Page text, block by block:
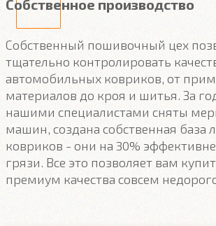
Собственное производство
Собственный пошивочный цех
тщательно контролировать
автомобильных ковриков, от
материалов до кроя и шитья. За
нашими специалистами сняты
машин, создана собственная база
ковриков - они на 30%
грязи. Все это позволяет вам
премиум качества совсем